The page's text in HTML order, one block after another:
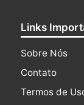
Links
Sobre Nós
Contato
Termos de